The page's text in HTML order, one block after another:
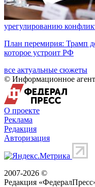
урегулированию
План перемирия: Трамп
которое устроит РФ
все актуальные сюжеты
© Информационное
О проекте
Реклама
Редакция
Авторизация
2007-2026 ©
Редакция «ФедералПресс